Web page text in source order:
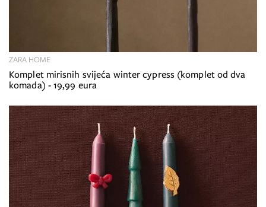
Komplet mirisnih svijeća winter cypress (komplet od dva
komada) - 19,99 eura
ZARA HOME